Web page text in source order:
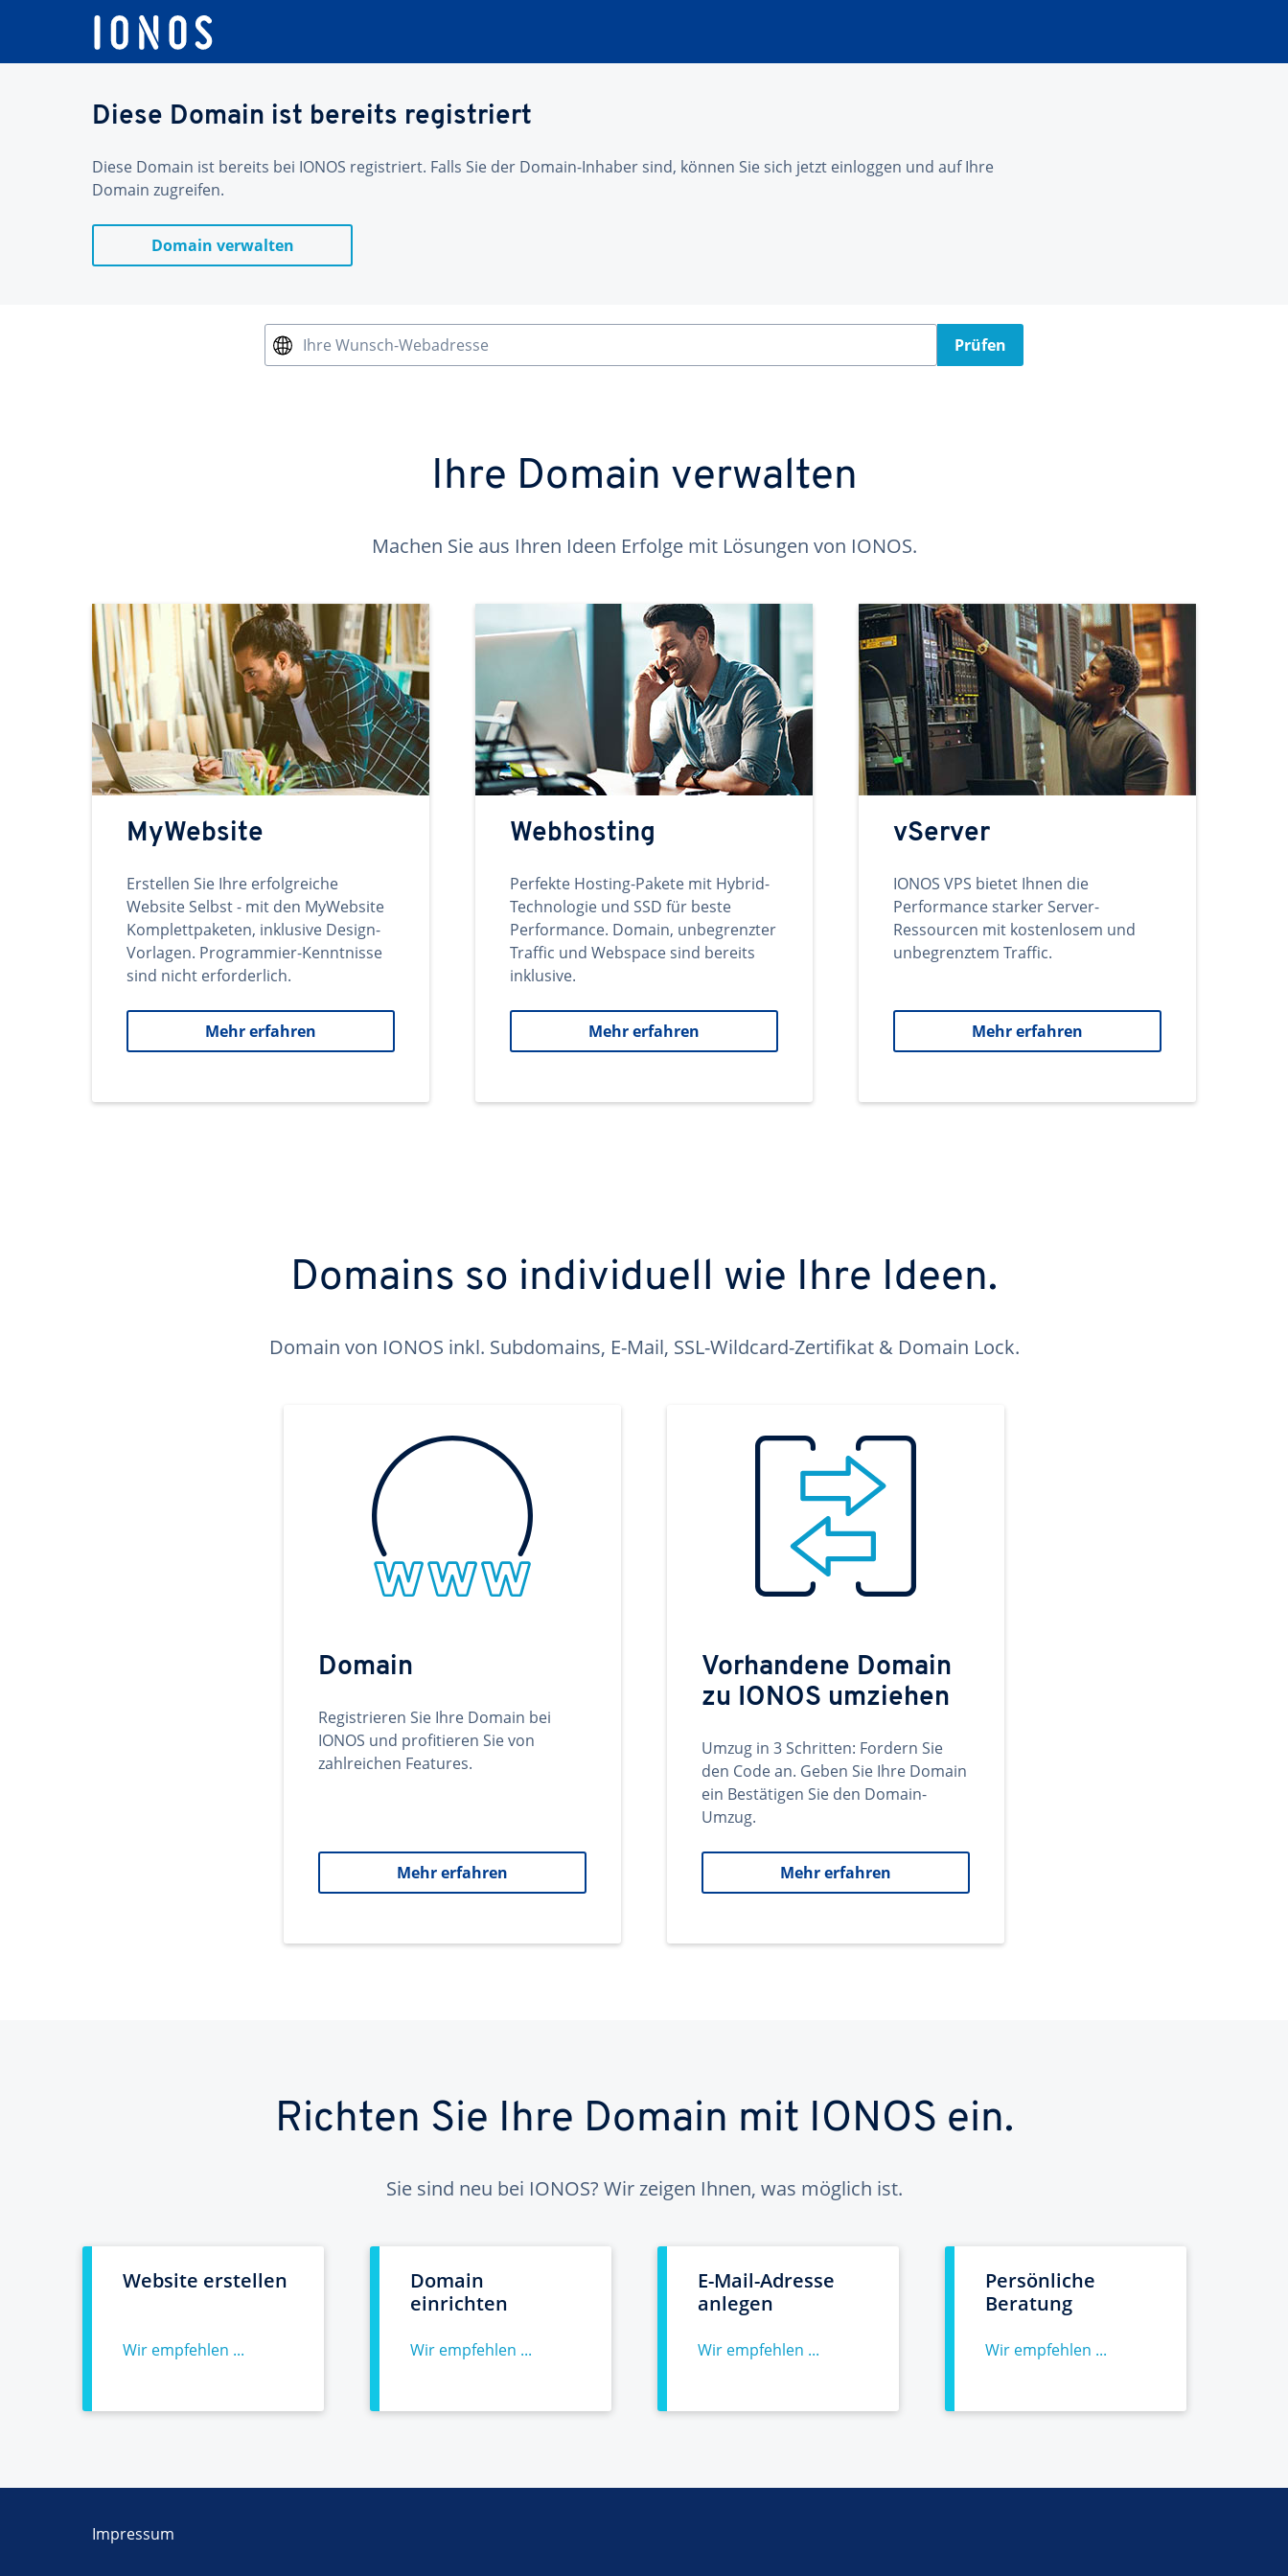
Diese Domain ist bereits registriert
Diese Domain ist bereits bei IONOS registriert. Falls Sie der Domain-Inhaber sind, können Sie sich jetzt einloggen und auf Ihre
Domain zugreifen.
Domain verwalten
Ihre Wunsch-Webadresse Prüfen
Ihre Domain verwalten
Machen Sie aus Ihren Ideen Erfolge mit Lösungen von IONOS.
MyWebsite
Erstellen Sie Ihre erfolgreiche
Website Selbst - mit den MyWebsite
Komplettpaketen, inklusive Design-
Vorlagen. Programmier-Kenntnisse
sind nicht erforderlich.
Mehr erfahren
Webhosting
Perfekte Hosting-Pakete mit Hybrid-
Technologie und SSD für beste
Performance. Domain, unbegrenzter
Traffic und Webspace sind bereits
inklusive.
Mehr erfahren
vServer
IONOS VPS bietet Ihnen die
Performance starker Server-
Ressourcen mit kostenlosem und
unbegrenztem Traffic.
Mehr erfahren
Domains so individuell wie Ihre Ideen.
Domain von IONOS inkl. Subdomains, E-Mail, SSL-Wildcard-Zertifikat & Domain Lock.
Domain
Registrieren Sie Ihre Domain bei
IONOS und profitieren Sie von
zahlreichen Features.
Mehr erfahren
Vorhandene Domain
zu IONOS umziehen
Umzug in 3 Schritten: Fordern Sie
den Code an. Geben Sie Ihre Domain
ein Bestätigen Sie den Domain-
Umzug.
Mehr erfahren
Richten Sie Ihre Domain mit IONOS ein.
Sie sind neu bei IONOS? Wir zeigen Ihnen, was möglich ist.
Website erstellen
Wir empfehlen ...
Domain
einrichten
Wir empfehlen ...
E-Mail-Adresse
anlegen
Wir empfehlen ...
Persönliche
Beratung
Wir empfehlen ...
Impressum